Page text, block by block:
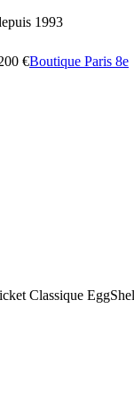
1993
€Boutique Paris 8e
Classique